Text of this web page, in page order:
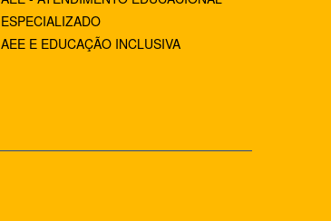
ESPECIALIZADO
AEE E EDUCAÇÃO INCLUSIVA